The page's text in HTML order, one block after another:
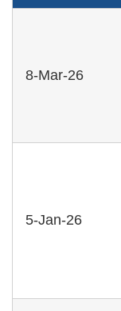
8-Mar-26
5-Jan-26